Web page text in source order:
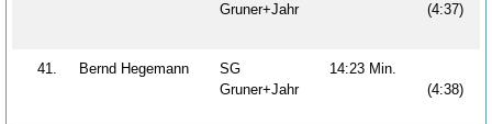
Gruner+Jahr
(4:37)
41. Bernd Hegemann
SG
Gruner+Jahr
14:23 Min.
(4:38)